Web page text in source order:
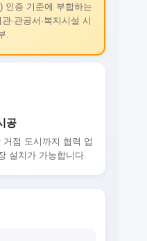
인증 기준에 부합하는
·관공서·복지시설 시
.
공
거점 도시까지 협력 업
설치가 가능합니다.